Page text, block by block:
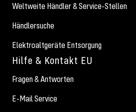
Weltweite Händler & Service-Stellen
Händlersuche
Elektroaltgeräte Entsorgung
Hilfe & Kontakt EU
Fragen & Antworten
E-Mail Service